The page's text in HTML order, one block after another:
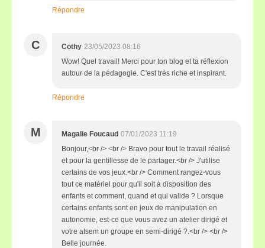
Répondre
C Cothy 23/05/2023 08:16
Wow! Quel travail! Merci pour ton blog et ta réflexion
autour de la pédagogie. C'est très riche et inspirant.
Répondre
M Magalie Foucaud 07/01/2023 11:19
Bonjour,<br /> <br /> Bravo pour tout le travail réalisé
et pour la gentillesse de le partager.<br /> J'utilise
certains de vos jeux.<br /> Comment rangez-vous
tout ce matériel pour qu'il soit à disposition des
enfants et comment, quand et qui valide ? Lorsque
certains enfants sont en jeux de manipulation en
autonomie, est-ce que vous avez un atelier dirigé et
votre atsem un groupe en semi-dirigé ?.<br /> <br />
Belle journée.